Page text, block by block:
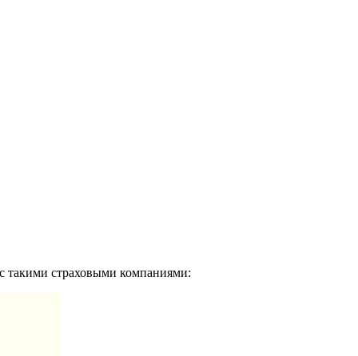
такими страховыми компаниями: